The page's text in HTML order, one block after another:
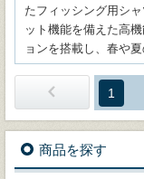
たフィッシング用シ
ット機能を備えた高
ョンを搭載し、春や
1
商品を探す